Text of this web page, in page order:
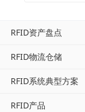
RFID资产盘点
RFID物流仓储
RFID系统典型方案
RFID产品